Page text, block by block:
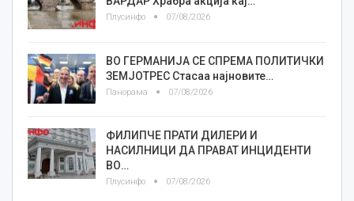
Плусинфо 07/08/2026
ВО ГЕРМАНИЈА СЕ СПРЕМА ПОЛИТИЧКИ
ЗЕМЈОТРЕС Стасаа најновите…
Панорама 07/08/2026
ФИЛИПЧЕ ПРАТИ ДИЛЕРИ И
НАСИЛНИЦИ ДА ПРАВАТ ИНЦИДЕНТИ
ВО…
Плусинфо 07/08/2026